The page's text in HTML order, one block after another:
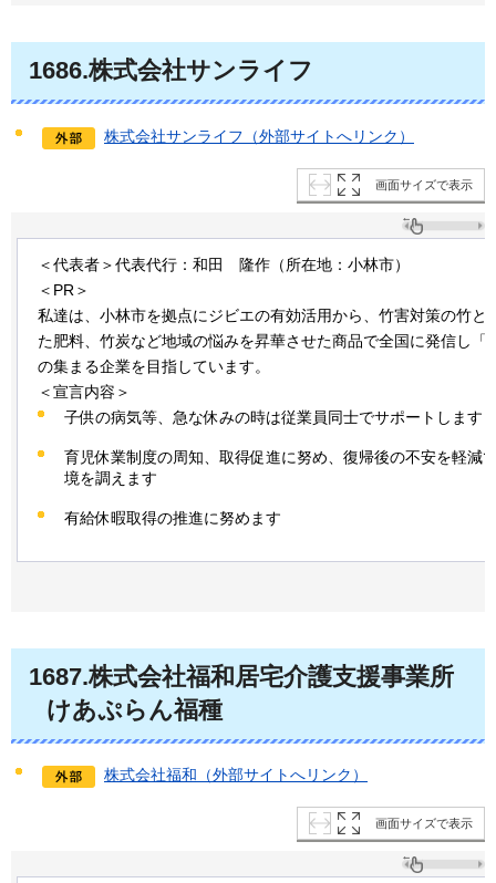
1686.株式会社サンライフ
株式会社サンライフ（外部サイトへリンク）
画面サイズで表示
＜代表者＞代表代行：和田 隆作 （所在地：小林市）
＜PR＞
私達は、小林市を拠点にジビエの有効活用から、竹害対策の竹と
た肥料、竹炭など地域の悩みを昇華させた商品で全国に発信し「
の集まる企業を目指しています。
＜宣言内容＞
子供の病気等、急な休みの時は従業員同士でサポートします
育児休業制度の周知、取得促進に努め、復帰後の不安を軽減
境を調えます
有給休暇取得の推進に努めます
1687.株式会社福和居宅介護支援事業所
けあぷらん福種
株式会社福和（外部サイトへリンク）
画面サイズで表示